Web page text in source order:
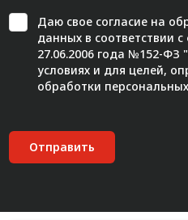
Даю свое согласиена
данных в соответствии
27.06.2006 года №152-
условиях и для целей,
обработки
Отправить